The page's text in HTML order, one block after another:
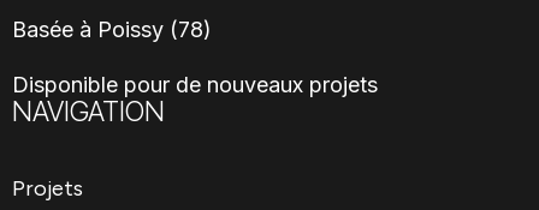
Basée à Poissy (78)
Disponible pour de nouveaux projets
NAVIGATION
Projets